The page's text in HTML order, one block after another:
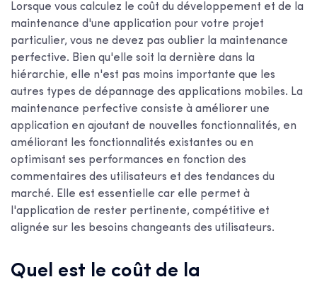
Lorsque vous calculez
le coût du développement et de la
maintenance d'une application pour votre projet
particulier, vous ne devez pas oublier la maintenance
perfective. Bien qu'elle soit la dernière dans la
hiérarchie, elle n'est pas moins importante que les
autres types de dépannage des applications mobiles. La
maintenance perfective consiste à améliorer une
application en ajoutant de nouvelles fonctionnalités, en
améliorant les fonctionnalités existantes ou en
optimisant ses performances en fonction des
commentaires des utilisateurs et des tendances du
marché. Elle est essentielle car elle permet à
l'application de rester pertinente, compétitive et
alignée sur les besoins changeants des utilisateurs.
Quel est le coût de la